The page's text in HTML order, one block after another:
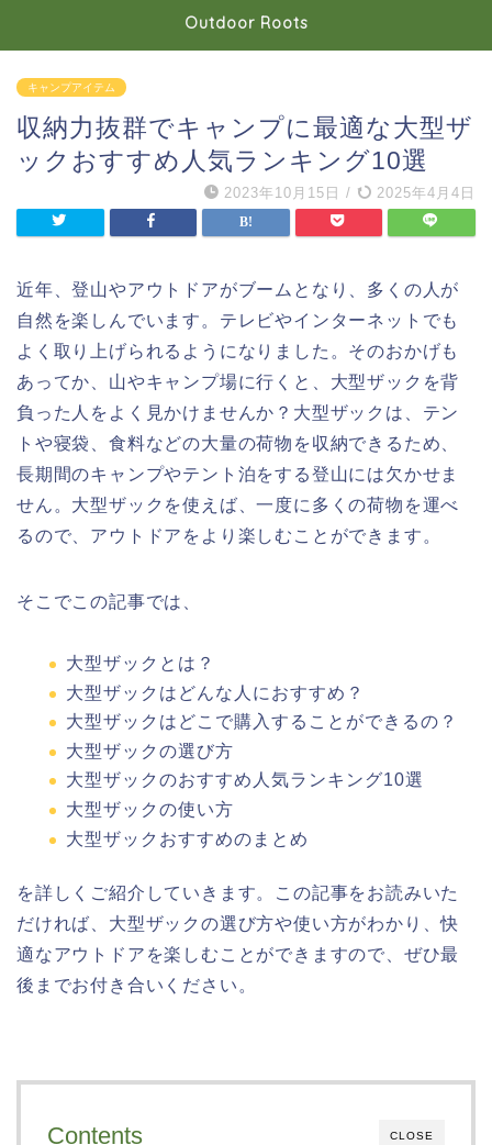
Outdoor Roots
キャンプアイテム
収納力抜群でキャンプに最適な大型ザ
ックおすすめ人気ランキング10選
2023年10月15日 / 2025年4月4日
近年、登山やアウトドアがブームとなり、多くの人が
自然を楽しんでいます。テレビやインターネットでも
よく取り上げられるようになりました。そのおかげも
あってか、山やキャンプ場に行くと、大型ザックを背
負った人をよく見かけませんか？大型ザックは、テン
トや寝袋、食料などの大量の荷物を収納できるため、
長期間のキャンプやテント泊をする登山には欠かせま
せん。大型ザックを使えば、一度に多くの荷物を運べ
るので、アウトドアをより楽しむことができます。
そこでこの記事では、
大型ザックとは？
大型ザックはどんな人におすすめ？
大型ザックはどこで購入することができるの？
大型ザックの選び方
大型ザックのおすすめ人気ランキング10選
大型ザックの使い方
大型ザックおすすめのまとめ
を詳しくご紹介していきます。この記事をお読みいた
だければ、大型ザックの選び方や使い方がわかり、快
適なアウトドアを楽しむことができますので、ぜひ最
後までお付き合いください。
CLOSE
Contents